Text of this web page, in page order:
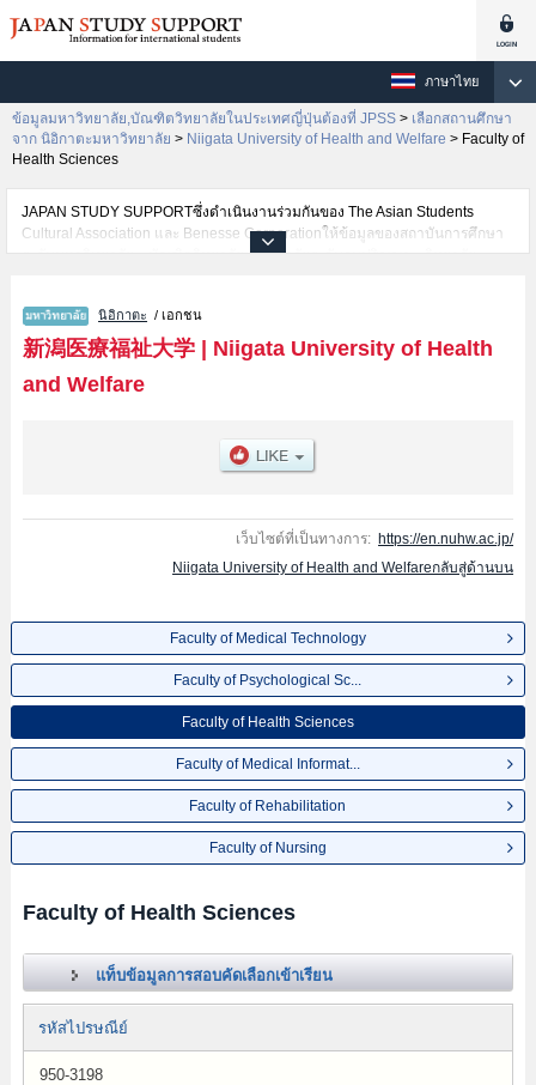
ภาษาไทย
ข้อมูลมหาวิทยาลัย,บัณฑิตวิทยาลัยในประเทศญี่ปุ่นต้องที่ JPSS > เลือกสถานศึกษา
จาก นิอิกาตะมหาวิทยาลัย > Niigata University of Health and Welfare > Faculty of
Health Sciences
JAPAN STUDY SUPPORTซึ่งดำเนินงานร่วมกันของ The Asian Students
Cultural Association และ Benesse Corporationให้ข้อมูลของสถาบันการศึกษา
ระดับมหาวิทยาลัย・บัณฑิตวิทยาลัย・วิทยาลัยระดับอนุปริญญา・วิทยาลัย
จำเป็นสำหรับนักศึกษาต่างชาติเช่นข้อมูลของแต่ละคณะ,ข้อมูลการสอบคัดเลือก
เข้าศึกษาเช่นจำนวนคนที่รับสมัครหรือจำนวนคนที่ผ่านการสอบคัดเลือก
เป็นต้น,แนะนำสถานที่,การเดินทางเป็นต้นไว้ด้วยดังนั้นขอเชิญใช้บริการค้นหา
ข้อมูลตามอัธยาศัย
นิอิกาตะ / เอกชน
新潟医療福祉大学| Niigata University of Health
and Welfare
เว็บไซต์ที่เป็นทางการ: https://en.nuhw.ac.jp/
Niigata University of Health and Welfareกลับสู่ด้านบน
Faculty of Medical Technology
Faculty of Psychological Sc...
Faculty of Health Sciences
Faculty of Medical Informat...
Faculty of Rehabilitation
Faculty of Nursing
Faculty of Health Sciences
แท็บข้อมูลการสอบคัดเลือกเข้าเรียน
รหัสไปรษณีย์
950-3198